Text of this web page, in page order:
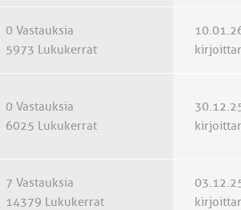
0 Vastauksia
5973 Lukukerrat
0 Vastauksia
6025 Lukukerrat
7 Vastauksia
14379 Lukukerrat